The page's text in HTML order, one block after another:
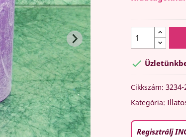

Cikkszám: 3234-
Kategória:
Regisztrálj